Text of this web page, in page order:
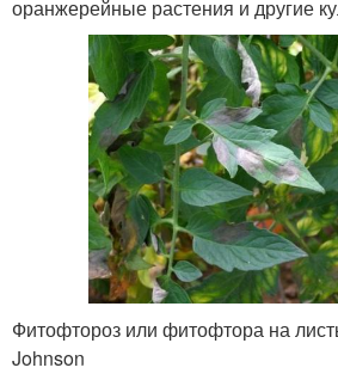
оранжерейные растения и другие
Фитофтороз или фитофтора на
Johnson